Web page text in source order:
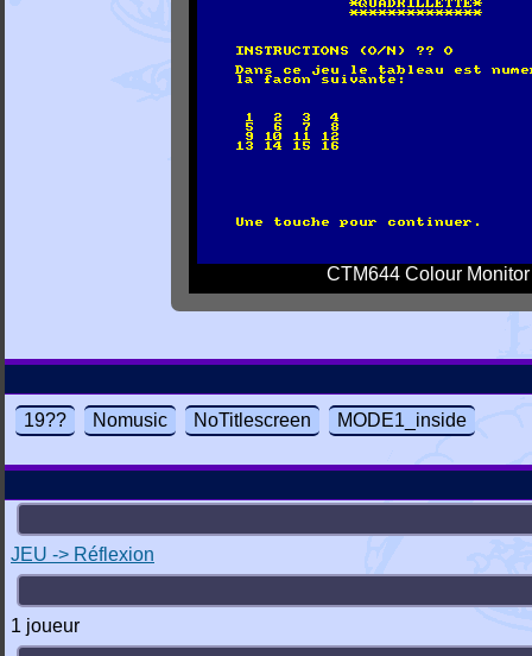
CTM644 Colour Monitor
19?? Nomusic NoTitlescreen MODE1_inside
JEU -> Réflexion
1 joueur